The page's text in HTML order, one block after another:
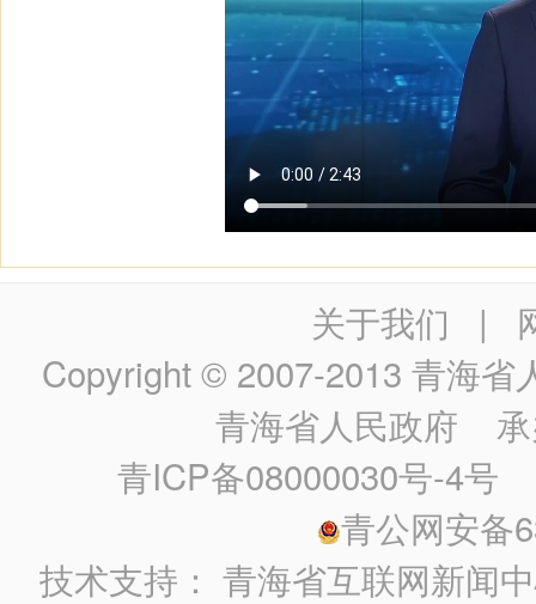
关于我们 |
Copyright © 2007-2013 青海省
青海省人民政府 承
青ICP备08000030号-4号
青公网安备
技术支持：青海省互联网新闻